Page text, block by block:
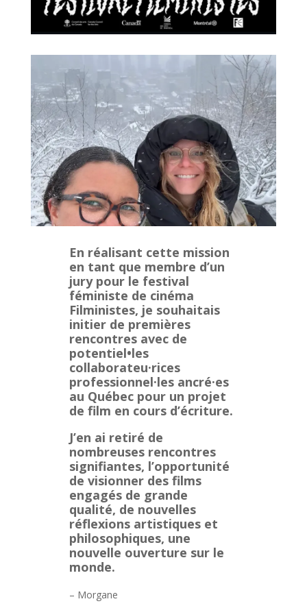
En réalisant cette mission
en tant que membre d’un
jury pour le festival
féministe de cinéma
Filministes, je souhaitais
initier de premières
rencontres avec de
potentiel•les
collaborateu·rices
professionnel·les ancré·es
au Québec pour un projet
de film en cours d’écriture.
J’en ai retiré de
nombreuses rencontres
signifiantes, l’opportunité
de visionner des films
engagés de grande
qualité, de nouvelles
réflexions artistiques et
philosophiques, une
nouvelle ouverture sur le
monde.
– Morgane